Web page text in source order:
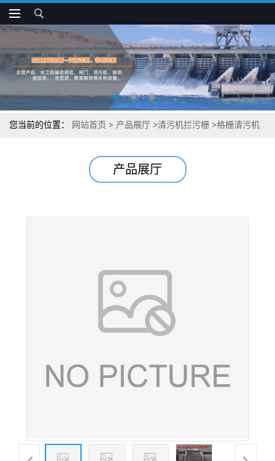
您当前的位置： 网站首页 > 产品展厅 >清污机拦污栅 >格栅清污机
产品展厅